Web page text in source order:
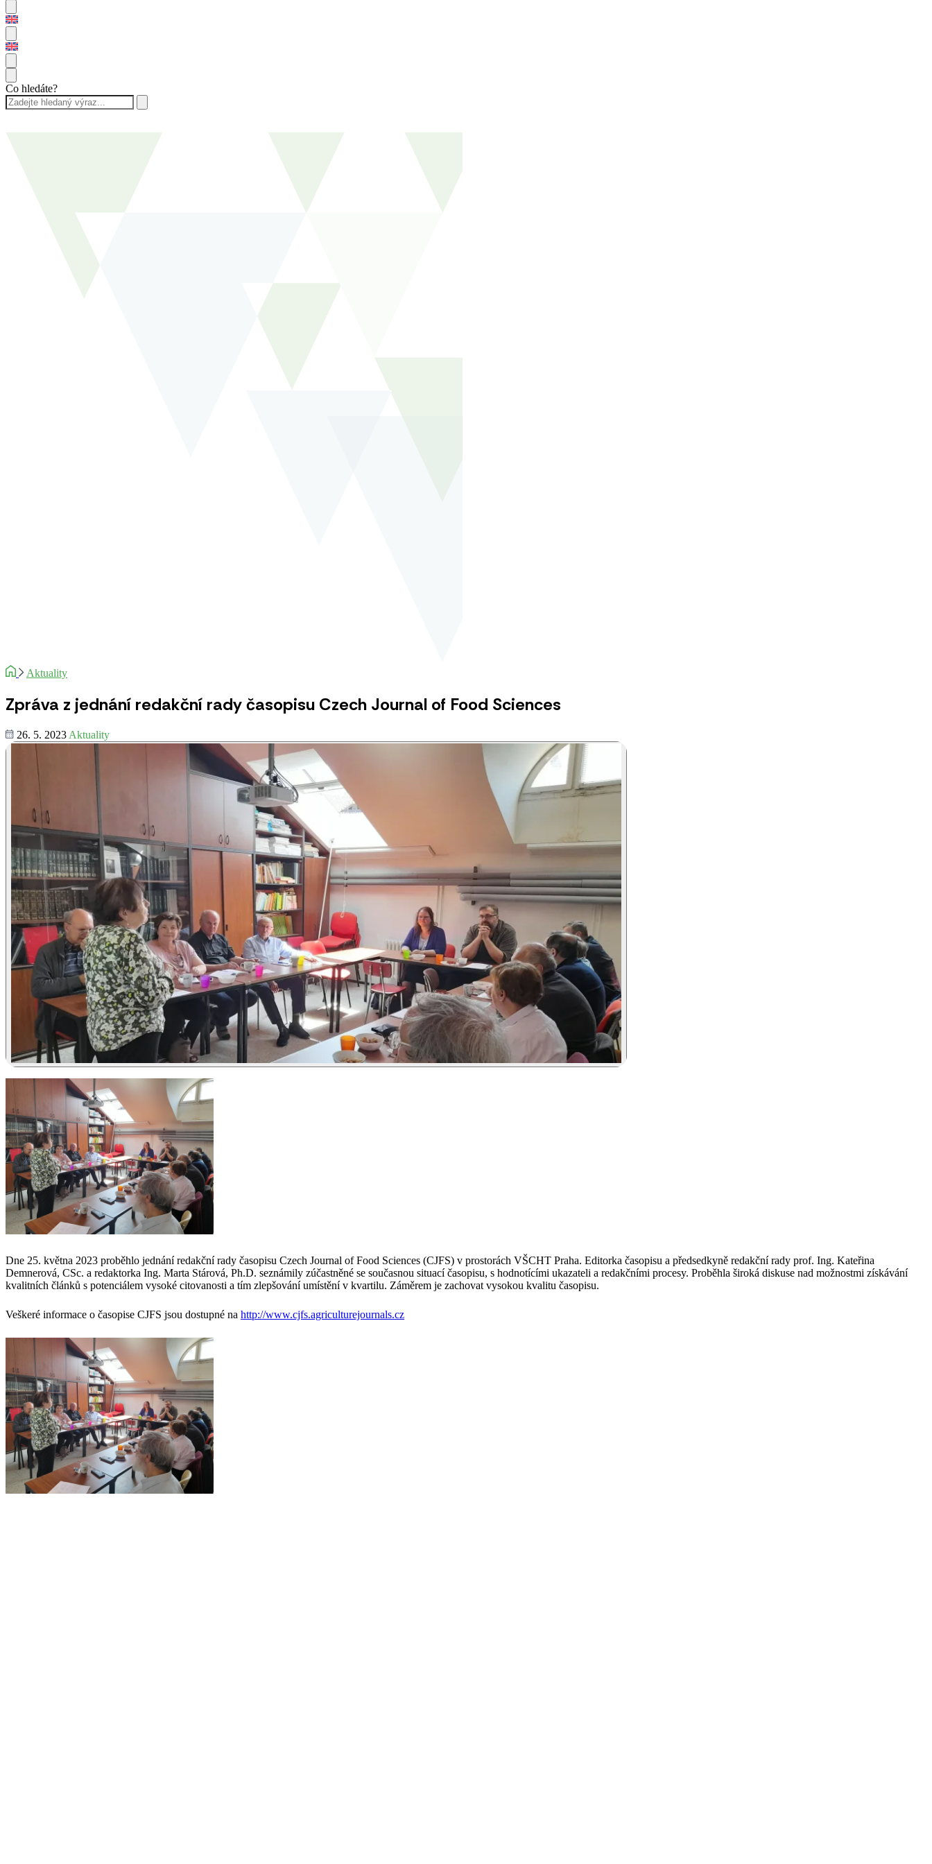
Co hledáte?
Aktuality
Zpráva z jednání redakční rady časopisu Czech Journal of Food Sciences
26. 5. 2023 Aktuality
Dne 25. května 2023 proběhlo jednání redakční rady časopisu Czech Journal of Food Sciences (CJFS) v prostorách VŠCHT Praha. Editorka časopisu a předsedkyně redakční rady prof. Ing. Kateřina
Demnerová, CSc. a redaktorka Ing. Marta Stárová, Ph.D. seznámily zúčastněné se současnou situací časopisu, s hodnotícími ukazateli a redakčními procesy. Proběhla široká diskuse nad možnostmi získávání
kvalitních článků s potenciálem vysoké citovanosti a tím zlepšování umístění v kvartilu. Záměrem je zachovat vysokou kvalitu časopisu.
Veškeré informace o časopise CJFS jsou dostupné na http://www.cjfs.agriculturejournals.cz